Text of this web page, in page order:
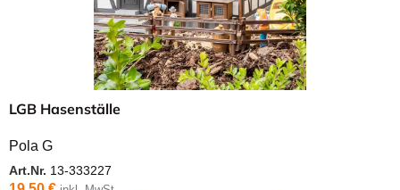
LGB Hasenställe
Pola G
Art.Nr. 13-333227